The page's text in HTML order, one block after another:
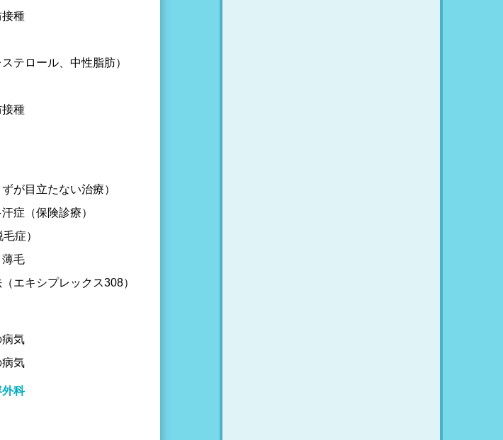
種
テロール、中性脂肪）
種
が目立たない治療）
症（保険診療）
症）
毛
エキシプレックス308）
気
気
科